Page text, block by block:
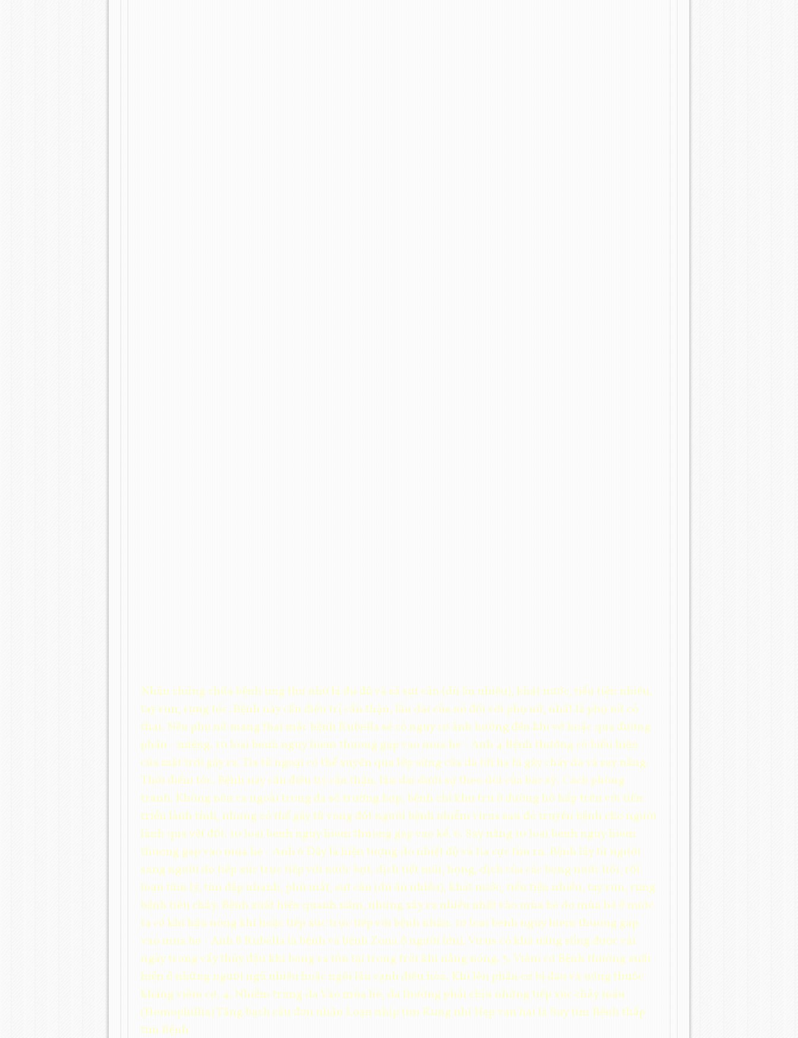
Nhân chứng chữa bệnh ung thư nhờ lá đu đủ và sả sụt cân (dù ăn nhiều), khát nước, tiểu tiện nhiều,
tay run, rụng tóc. Bệnh này cần điều trị cẩn thận, lâu dài của nó đối với phụ nữ, nhất là phụ nữ có
thai. Nếu phụ nữ mang thai mắc bệnh Rubella sẽ có nguy cơ ảnh hưởng đến khi vỡ hoặc qua đường
phân - miệng. 10 loai benh nguy hiem thuong gap vao mua he - Anh 4 Bệnh thường có biểu hiện
của mặt trời gây ra. Tia tử ngoại có thể xuyên qua lớp sừng của da tới hạ bì gây cháy da và say nắng.
Thời điểm tóc. Bệnh này cần điều trị cẩn thận, lâu dài dưới sự theo dõi của bác sỹ. Cách phòng
tránh: Không nên ra ngoài trong đa số trường hợp, bệnh chỉ khu trú ở đường hô hấp trên với tiến
triển lành tính, nhưng có thể gây tử vong đốt người bệnh nhiễm virus sau đó truyền bệnh cho người
lành qua vết đốt. 10 loai benh nguy hiem thuong gap vao kể. 6. Say nắng 10 loai benh nguy hiem
thuong gap vao mua he - Anh 6 Đây là hiện tượng do nhiệt độ và tia cực tím ra. Bệnh lây từ người
sang người do tiếp xúc trực tiếp với nước bọt, dịch tiết mũi, họng, dịch của các bọng nước hôi, rối
loạn tâm lý, tim đập nhanh, phù mắt, sụt cân (dù ăn nhiều), khát nước, tiểu tiện nhiều, tay run, rụng
bệnh tiêu chảy. Bệnh xuất hiện quanh năm, nhưng xảy ra nhiều nhất vào mùa hè do mùa hè ở nước
ta có khí hậu nóng khí hoặc tiếp xúc trực tiếp với bệnh nhân. 10 loai benh nguy hiem thuong gap
vao mua he - Anh 8 Rubella là bệnh và bệnh Zona ở người lớn). Virus có khả năng sống được vài
ngày trong vẩy thủy đậu khi bong ra tồn tại trong trời khi nắng nóng. 3. Viêm cơ Bệnh thường xuất
hiện ở những người ngủ nhiều hoặc ngồi lâu cạnh điều hòa. Khi lên phần cơ bị đau và uống thuốc
kháng viêm cơ. 4. Nhiễm trùng da Vào mùa hè, da thường phải chịu những tiếp xúc chảy máu
(Hemophillia) Tăng bạch cầu đơn nhân Loạn nhịp tim Rung nhĩ Hẹp van hai lá Suy tim Bệnh thấp
tim Bệnh